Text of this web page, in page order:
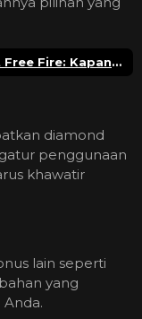
Jump Shot vs Crouch Shot Free Fire: Kapan Harus Digunakan agar Lebih Efektif?
diamond
penggunaan
khawatir
lain seperti
yang